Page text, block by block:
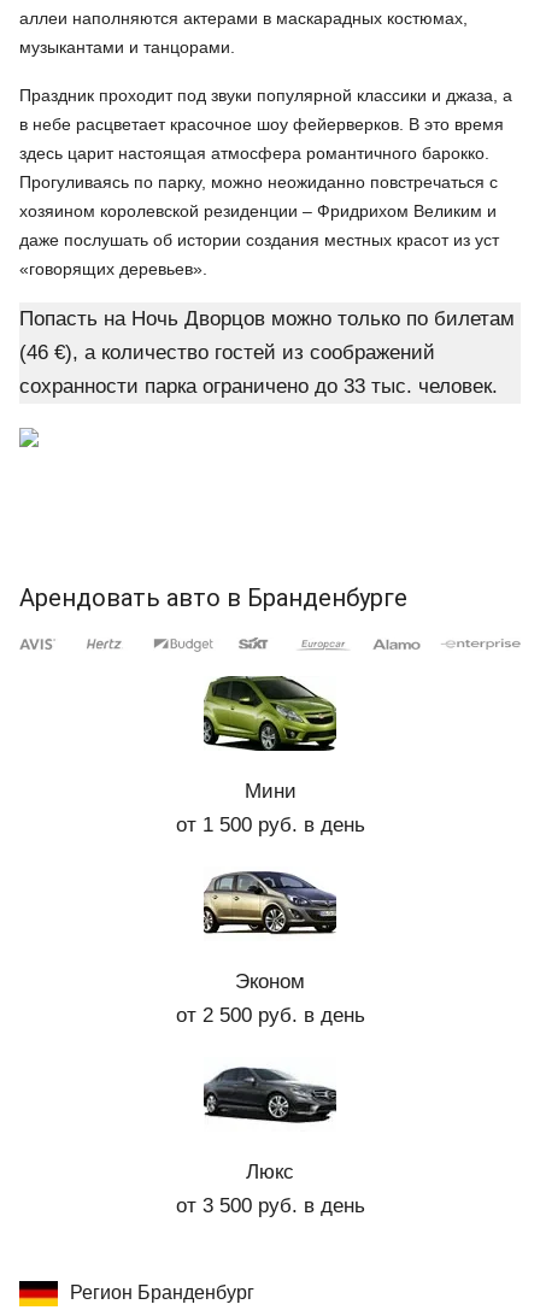
аллеи наполняются актерами в маскарадных костюмах,
музыкантами и танцорами.
Праздник проходит под звуки популярной классики и джаза, а
в небе расцветает красочное шоу фейерверков. В это время
здесь царит настоящая атмосфера романтичного барокко.
Прогуливаясь по парку, можно неожиданно повстречаться с
хозяином королевской резиденции – Фридрихом Великим и
даже послушать об истории создания местных красот из уст
«говорящих деревьев».
Попасть на Ночь Дворцов можно только по билетам
(46 €), а количество гостей из соображений
сохранности парка ограничено до 33 тыс. человек.
Арендовать авто в Бранденбурге
Мини
от 1 500 руб. в день
Эконом
от 2 500 руб. в день
Люкс
от 3 500 руб. в день
Регион Бранденбург